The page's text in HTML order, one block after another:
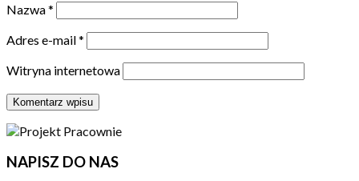
Nazwa*
Adres e-mail*
Witryna internetowa
NAPISZ DO NAS